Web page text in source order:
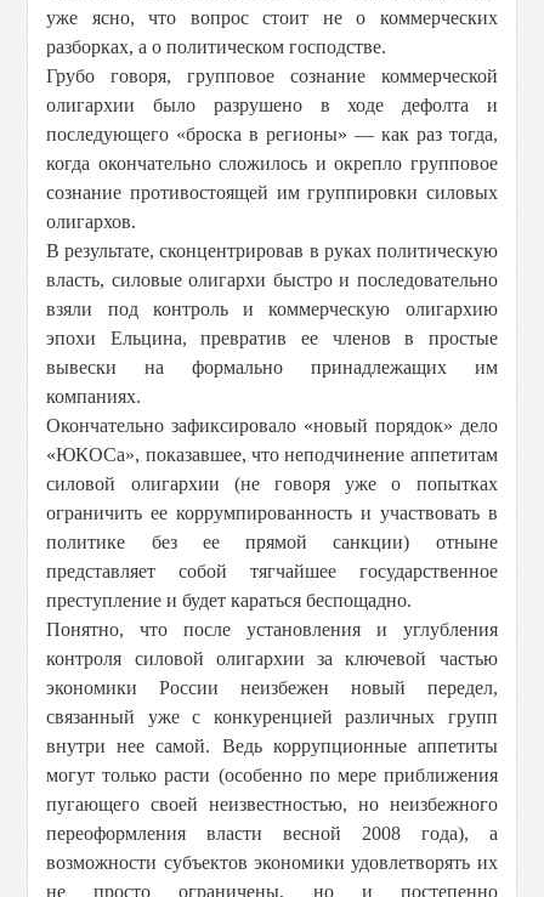
уже ясно, что вопрос стоит не о коммерческих
разборках, а о политическом господстве.
Грубо говоря, групповое сознание коммерческой
олигархии было разрушено в ходе дефолта и
последующего «броска в регионы» — как раз тогда,
когда окончательно сложилось и окрепло групповое
сознание противостоящей им группировки силовых
олигархов.
В результате, сконцентрировав в руках политическую
власть, силовые олигархи быстро и последовательно
взяли под контроль и коммерческую олигархию
эпохи Ельцина, превратив ее членов в простые
вывески на формально принадлежащих им
компаниях.
Окончательно зафиксировало «новый порядок» дело
«ЮКОСа», показавшее, что неподчинение аппетитам
силовой олигархии (не говоря уже о попытках
ограничить ее коррумпированность и участвовать в
политике без ее прямой санкции) отныне
представляет собой тягчайшее государственное
преступление и будет караться беспощадно.
Понятно, что после установления и углубления
контроля силовой олигархии за ключевой частью
экономики России неизбежен новый передел,
связанный уже с конкуренцией различных групп
внутри нее самой. Ведь коррупционные аппетиты
могут только расти (особенно по мере приближения
пугающего своей неизвестностью, но неизбежного
переоформления власти весной 2008 года), а
возможности субъектов экономики удовлетворять их
не просто ограничены, но и постепенно